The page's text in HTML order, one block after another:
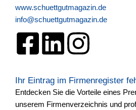
www.schuettgutmagazin.de
info@schuettgutmagazin.de
Ihr Eintrag im Firmenregister
Entdecken Sie die Vorteile eines
unserem Firmenverzeichnis und